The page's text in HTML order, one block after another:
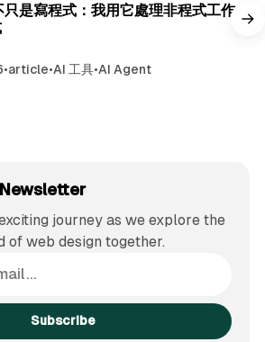
是寫程式：我用它處理非程式工作
•article•AI 工具•AI Agent
journey as we explore the
of web design together.
Subscribe